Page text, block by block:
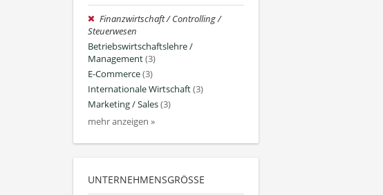
Finanzwirtschaft / Controlling /
Steuerwesen
Betriebswirtschaftslehre /
Management(3)
E-Commerce(3)
Internationale Wirtschaft(3)
Marketing / Sales(3)
mehr anzeigen »
UNTERNEHMENSGRÖSSE